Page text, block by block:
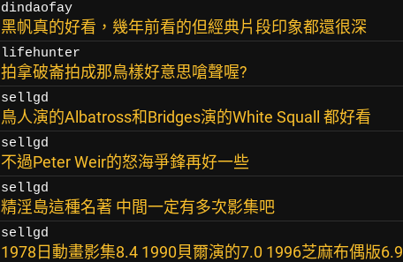
dindaofay
黑帆真的好看，幾年前看的但經典片段印象都還很深
lifehunter
拍拿破崙拍成那鳥樣好意思嗆聲喔?
sellgd
鳥人演的Albatross和Bridges演的White Squall 都好看
sellgd
不過Peter Weir的怒海爭鋒再好一些
sellgd
精淫島這種名著 中間一定有多次影集吧
sellgd
1978日動畫影集8.4 1990貝爾演的7.0 1996芝麻布偶版6.9